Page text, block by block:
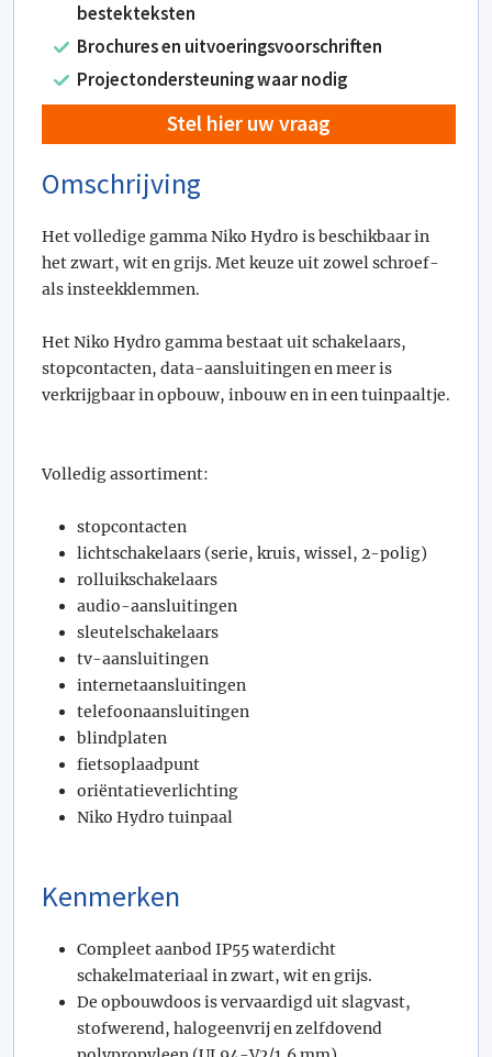
bestekteksten
Brochures en uitvoeringsvoorschriften
Projectondersteuning waar nodig
Stel hier uw vraag
Omschrijving
Het volledige gamma Niko Hydro is beschikbaar in
het zwart, wit en grijs. Met keuze uit zowel schroef-
als insteekklemmen.
Het Niko Hydro gamma bestaat uit schakelaars,
stopcontacten, data-aansluitingen en meer is
verkrijgbaar in opbouw, inbouw en in een tuinpaaltje.
Volledig assortiment:
stopcontacten
lichtschakelaars (serie, kruis, wissel, 2-polig)
rolluikschakelaars
audio-aansluitingen
sleutelschakelaars
tv-aansluitingen
internetaansluitingen
telefoonaansluitingen
blindplaten
fietsoplaadpunt
oriëntatieverlichting
Niko Hydro tuinpaal
Kenmerken
Compleet aanbod IP55 waterdicht
schakelmateriaal in zwart, wit en grijs.
De opbouwdoos is vervaardigd uit slagvast,
stofwerend, halogeenvrij en zelfdovend